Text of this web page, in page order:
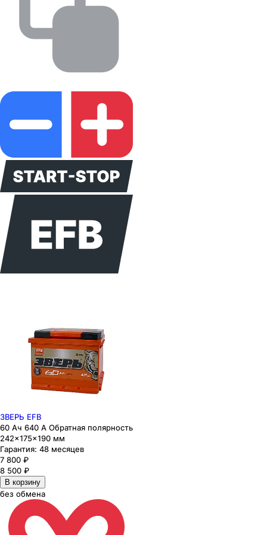
ЗВЕРЬ EFB
60 Ач 640 А Обратная полярность
242×175×190 мм
Гарантия: 48 месяцев
7 800 ₽
8 500 ₽
В корзину
без обмена